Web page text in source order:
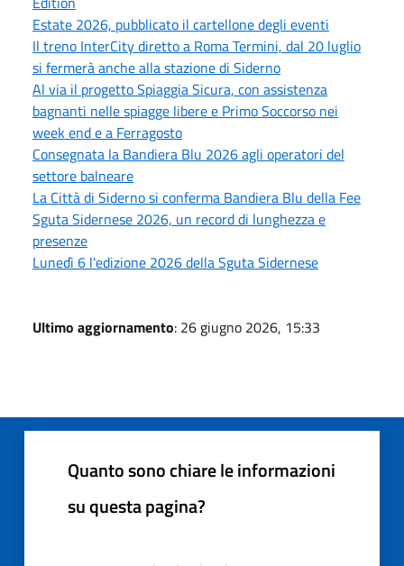
Estate 2026, pubblicato il cartellone degli eventi
Il treno InterCity diretto a Roma Termini, dal 20 luglio
si fermerà anche alla stazione di Siderno
Al via il progetto Spiaggia Sicura, con assistenza
bagnanti nelle spiagge libere e Primo Soccorso nei
week end e a Ferragosto
Consegnata la Bandiera Blu 2026 agli operatori del
settore balneare
La Città di Siderno si conferma Bandiera Blu della Fee
Sguta Sidernese 2026, un record di lunghezza e
presenze
Lunedì 6 l'edizione 2026 della Sguta Sidernese
Ultimo aggiornamento: 26 giugno 2026, 15:33
Quanto sono chiare le informazioni
su questa pagina?